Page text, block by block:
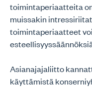
toimintaperiaatteita
muissakin
toimintaperiaatteet
Asianajajaliitto
käyttämistä